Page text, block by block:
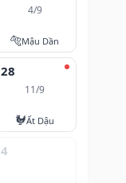
4/9
🐅Mậu Dần
28
11/9
🐓Ất Dậu
4